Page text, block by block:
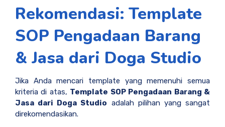
Rekomendasi: Template
SOP Pengadaan Barang
& Jasa dari Doga Studio
Jika Anda mencari template yang memenuhi semua
kriteria di atas, Template SOP Pengadaan Barang &
Jasa dari Doga Studio adalah pilihan yang sangat
direkomendasikan.